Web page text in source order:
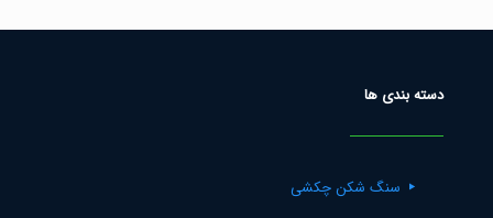
دسته بندی ها
سنگ شکن چکشی